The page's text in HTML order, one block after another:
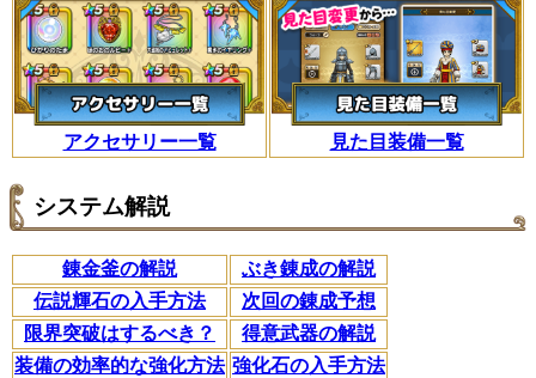
アクセサリー一覧 見た目装備一覧
システム解説
錬金釜の解説
ぶき錬成の解説
伝説輝石の入手方法
次回の錬成予想
限界突破はするべき？
得意武器の解説
装備の効率的な強化方法 強化石の入手方法